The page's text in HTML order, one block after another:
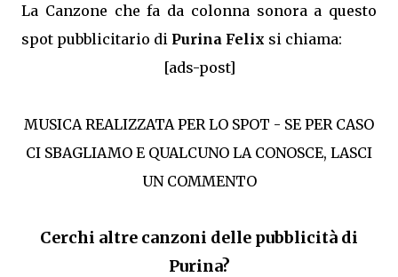
La Canzone che fa da colonna sonora a questo
spot pubblicitario di Purina Felix si chiama:
[ads-post]
MUSICA REALIZZATA PER LO SPOT - SE PER CASO
CI SBAGLIAMO E QUALCUNO LA CONOSCE, LASCI
UN COMMENTO
Cerchi altre canzoni delle pubblicità di
Purina?